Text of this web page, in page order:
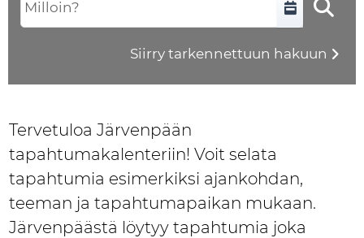
Siirry tarkennettuun hakuun
Tervetuloa Järvenpään
tapahtumakalenteriin! Voit selata
tapahtumia esimerkiksi ajankohdan,
teeman ja tapahtumapaikan mukaan.
Järvenpäästä löytyy tapahtumia joka